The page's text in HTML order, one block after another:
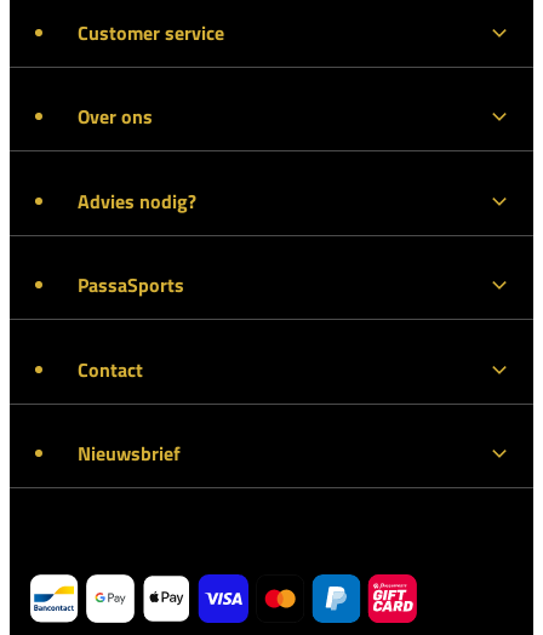
Customer service
Over ons
Advies nodig?
PassaSports
Contact
Nieuwsbrief